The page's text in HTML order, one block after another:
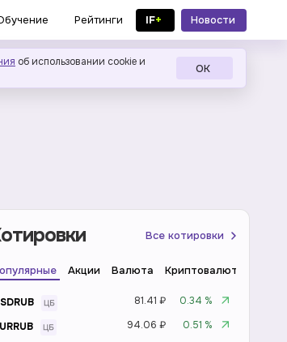
Рейтинги IF+
Новости
в MAX
об использовании cookie и
ОК
Все котировки
Акции Валюта Криптовалюта
81.41 ₽
0.34 %
94.06 ₽
0.51 %